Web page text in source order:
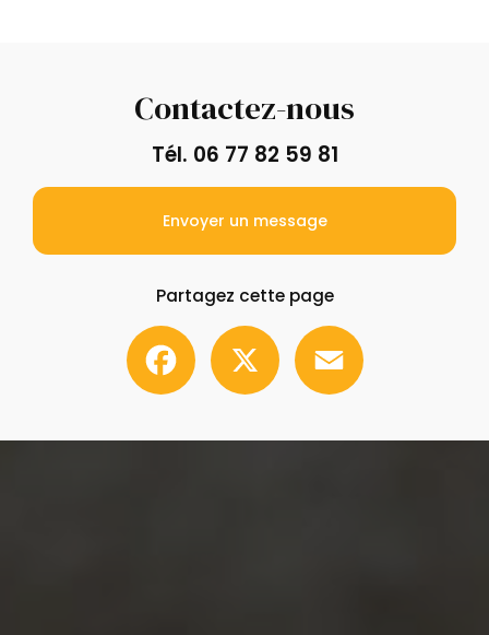
Contactez-nous
Tél. 06 77 82 59 81
Envoyer un message
Partagez cette page
Facebook